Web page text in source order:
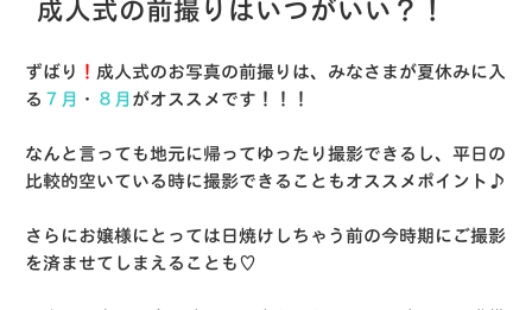
成人式の前撮りはいつがいい？！
ずばり ！ 成人式のお写真の前撮りは、みなさまが夏休みに入
る ７月 ・ ８月 がオススメです！！！
なんと言っても地元に帰ってゆったり撮影できるし、平日の
比較的空いている時に撮影できることもオススメポイント♪
さらにお嬢様にとっては日焼けしちゃう前の今時期にご撮影
を済ませてしまえることも♡